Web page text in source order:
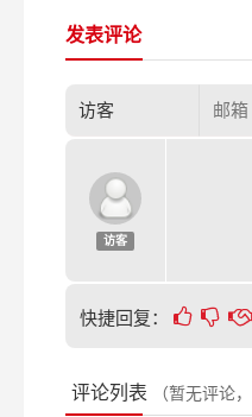
发表评论
访客
快捷回复：
评论列表 （暂无评论，